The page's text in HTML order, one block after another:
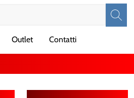
Outlet Contatti